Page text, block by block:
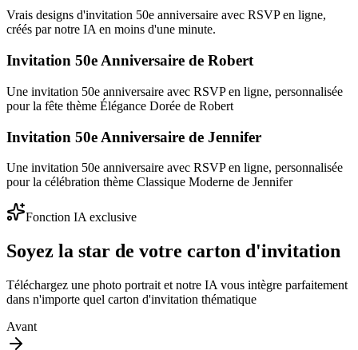
Vrais designs d'invitation 50e anniversaire avec RSVP en ligne,
créés par notre IA en moins d'une minute.
Invitation 50e Anniversaire de Robert
Une invitation 50e anniversaire avec RSVP en ligne, personnalisée
pour la fête thème Élégance Dorée de Robert
Invitation 50e Anniversaire de Jennifer
Une invitation 50e anniversaire avec RSVP en ligne, personnalisée
pour la célébration thème Classique Moderne de Jennifer
Fonction IA exclusive
Soyez la star de votre carton d'invitation
Téléchargez une photo portrait et notre IA vous intègre parfaitement
dans n'importe quel carton d'invitation thématique
Avant